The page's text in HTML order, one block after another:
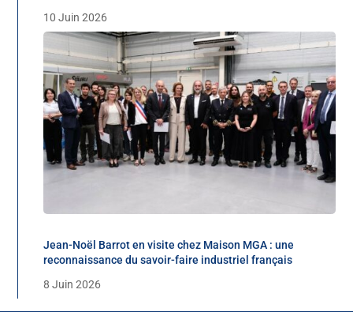
10 Juin 2026
Jean-Noël Barrot en visite chez Maison MGA : une
reconnaissance du savoir-faire industriel français
8 Juin 2026